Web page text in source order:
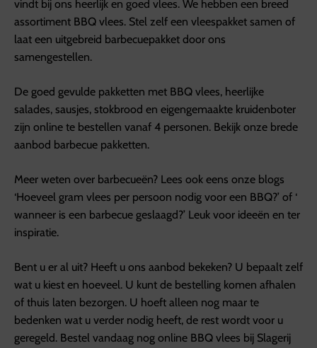
vindt bij ons heerlijk en goed vlees. We hebben een breed
assortiment BBQ vlees. Stel zelf een vleespakket samen of
laat een uitgebreid barbecuepakket door ons
samengestellen.
De goed gevulde pakketten met BBQ vlees, heerlijke
salades, sausjes, stokbrood en eigengemaakte kruidenboter
zijn online te bestellen vanaf 4 personen. Bekijk onze brede
aanbod barbecue pakketten.
Meer weten over barbecueën? Lees ook eens onze blogs
‘Hoeveel gram vlees per persoon nodig voor een BBQ?’ of ‘
wanneer is een barbecue geslaagd?’ Leuk voor ideeën en ter
inspiratie.
Bent u er al uit? Heeft u ons aanbod bekeken? U bepaalt zelf
wat u kiest en hoeveel. U kunt de bestelling komen afhalen
of thuis laten bezorgen. U hoeft alleen nog maar te
bedenken wat u verder nodig heeft, de rest wordt voor u
geregeld. Bestel vandaag nog online BBQ vlees bij Slagerij